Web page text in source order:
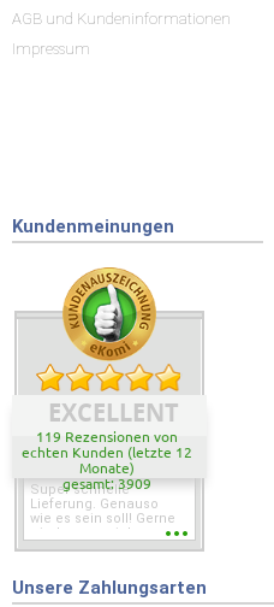
AGB und Kundeninformationen
Impressum
Kundenmeinungen
EXCELLENT
119 Rezensionen von
echten Kunden (letzte 12
Monate)
gesamt: 3909
Super schnelle
Lieferung. Genauso
wie es sein soll! Gerne
wieder wenn ich was
Unsere Zahlungsarten